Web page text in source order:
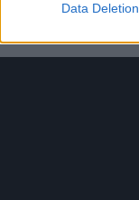
Data Deletion